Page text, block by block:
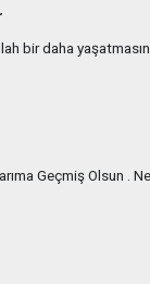
bir daha yaşatmasın
Geçmiş Olsun .